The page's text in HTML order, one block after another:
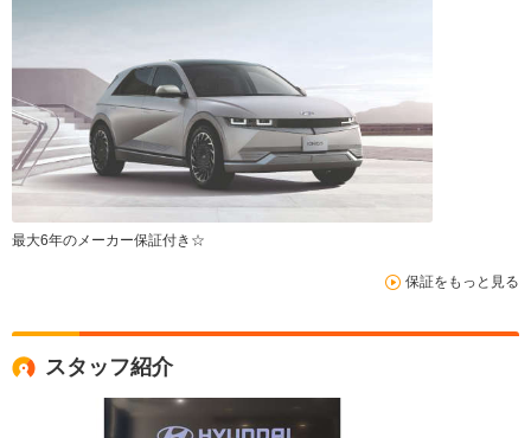
最大6年のメーカー保証付き☆
保証をもっと見る
スタッフ紹介